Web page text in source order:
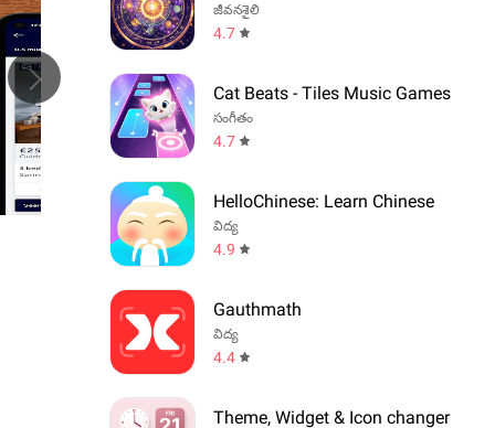
జీవనశైలి
4.7
Cat Beats - Tiles Music Games
సంగీతం
4.7
HelloChinese: Learn Chinese
విద్య
4.9
Gauthmath
విద్య
4.4
Theme, Widget & Icon changer